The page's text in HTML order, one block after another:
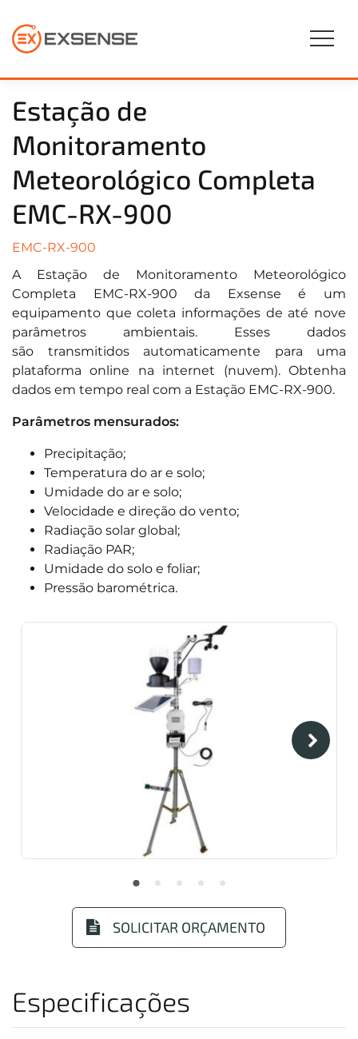
Estação de
Monitoramento
Meteorológico Completa
EMC-RX-900
EMC-RX-900
A Estação de Monitoramento Meteorológico
Completa EMC-RX-900 da Exsense é um
equipamento que coleta informações de até nove
parâmetros ambientais. Esses dados
são transmitidos automaticamente para uma
plataforma online na internet (nuvem). Obtenha
dados em tempo real com a Estação EMC-RX-900.
Parâmetros mensurados:
Precipitação;
Temperatura do ar e solo;
Umidade do ar e solo;
Velocidade e direção do vento;
Radiação solar global;
Radiação PAR;
Umidade do solo e foliar;
Pressão barométrica.
SOLICITAR ORÇAMENTO
Especificações